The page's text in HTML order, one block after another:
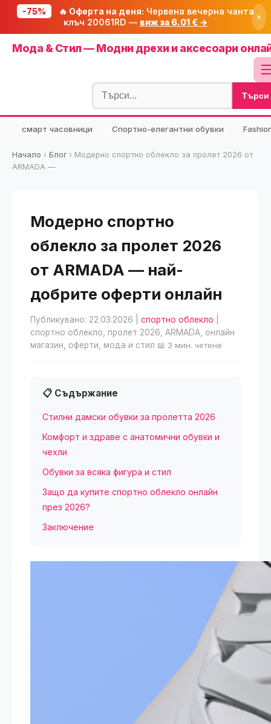
-75% 🔥 Оферта на деня: Червена вечерна чанта
клъч 20061RD — виж за 6.01 € → ×
Мода & Стил — Модни дрехи и аксесоари
Начало
🔥 Намаления
🧮 Калкулатори Търси
смарт часовници Спортно-елегантни обувки
Начало › Блог› Модерно спортно облекло за пролет 2026 от
ARMADA —
Модерно спортно
облекло за пролет 2026
от ARMADA — най-
добрите оферти онлайн
Публикувано: 22.03.2026 спортно облекло
спортно облекло, пролет 2026, ARMADA, онлайн
магазин, оферти, мода и стил 📖 3 мин. четене
📋 Съдържание
Стилни дамски обувки за пролетта 2026
Комфорт и здраве с анатомични обувки и
чехли
Обувки за всяка фигура и стил
Защо да купите спортно облекло онлайн
през 2026?
Заключение